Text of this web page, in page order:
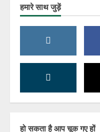
हमारे साथ जुड़ें
हो सकता है आप चूक गए हों